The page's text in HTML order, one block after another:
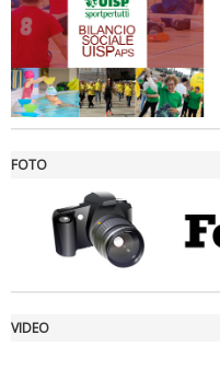
Ddl Lobby, Uisp: “Il
FOTO
VIDEO